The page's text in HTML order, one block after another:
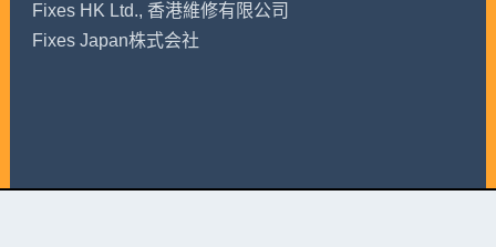
Fixes HK Ltd., 香港維修有限公司
Fixes Japan株式会社